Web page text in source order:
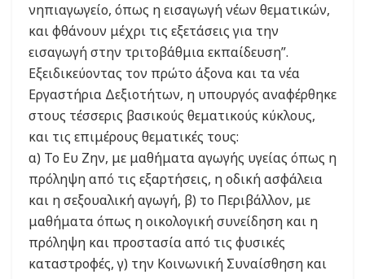
νηπιαγωγείο, όπως η εισαγωγή νέων θεματικών,
και φθάνουν μέχρι τις εξετάσεις για την
εισαγωγή στην τριτοβάθμια εκπαίδευση”.
Εξειδικεύοντας τον πρώτο άξονα και τα νέα
Εργαστήρια Δεξιοτήτων, η υπουργός αναφέρθηκε
στους τέσσερις βασικούς θεματικούς κύκλους,
και τις επιμέρους θεματικές τους:
α) Το Ευ Ζην, με μαθήματα αγωγής υγείας όπως η
πρόληψη από τις εξαρτήσεις, η οδική ασφάλεια
και η σεξουαλική αγωγή, β) το Περιβάλλον, με
μαθήματα όπως η οικολογική συνείδηση και η
πρόληψη και προστασία από τις φυσικές
καταστροφές, γ) την Κοινωνική Συναίσθηση και